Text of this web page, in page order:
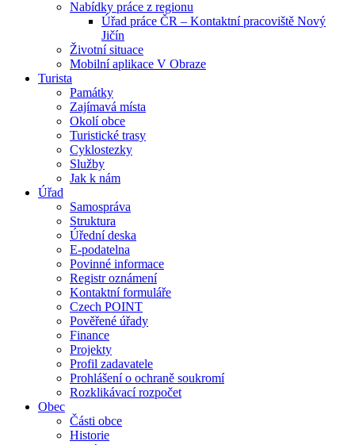
Nabídky práce z regionu
Úřad práce ČR – Kontaktní pracoviště Nový
Jičín
Životní situace
Mobilní aplikace V Obraze
Turista
Památky
Zajímavá místa
Okolí obce
Turistické trasy
Cyklostezky
Služby
Jak k nám
Úřad
Samospráva
Struktura
Úřední deska
E-podatelna
Povinné informace
Registr oznámení
Kontaktní formuláře
Czech POINT
Pověřené úřady
Finance
Projekty
Profil zadavatele
Prohlášení o ochraně soukromí
Rozklikávací rozpočet
Obec
Části obce
Historie